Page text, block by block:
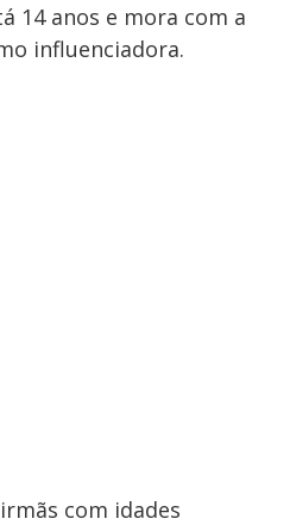
14 anos e mora com a
influenciadora.
com idades